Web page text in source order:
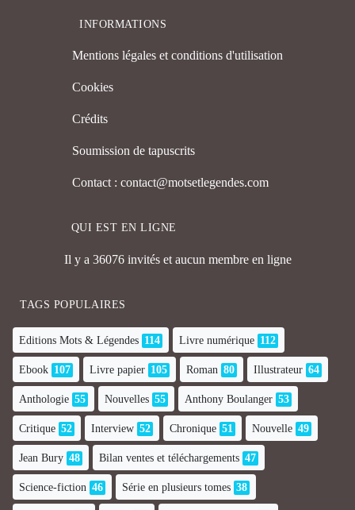
INFORMATIONS
Mentions légales et conditions d'utilisation
Cookies
Crédits
Soumission de tapuscrits
Contact : contact@motsetlegendes.com
QUI EST EN LIGNE
Il y a 36076 invités et aucun membre en ligne
TAGS POPULAIRES
Editions Mots & Légendes 114 Livre numérique 112
Ebook 107 Livre papier 105 Roman 80 Illustrateur 64
Anthologie 55 Nouvelles 55 Anthony Boulanger 53
Critique 52 Interview 52 Chronique 51 Nouvelle 49
Jean Bury 48 Bilan ventes et téléchargements 47
Science-fiction 46 Série en plusieurs tomes 38